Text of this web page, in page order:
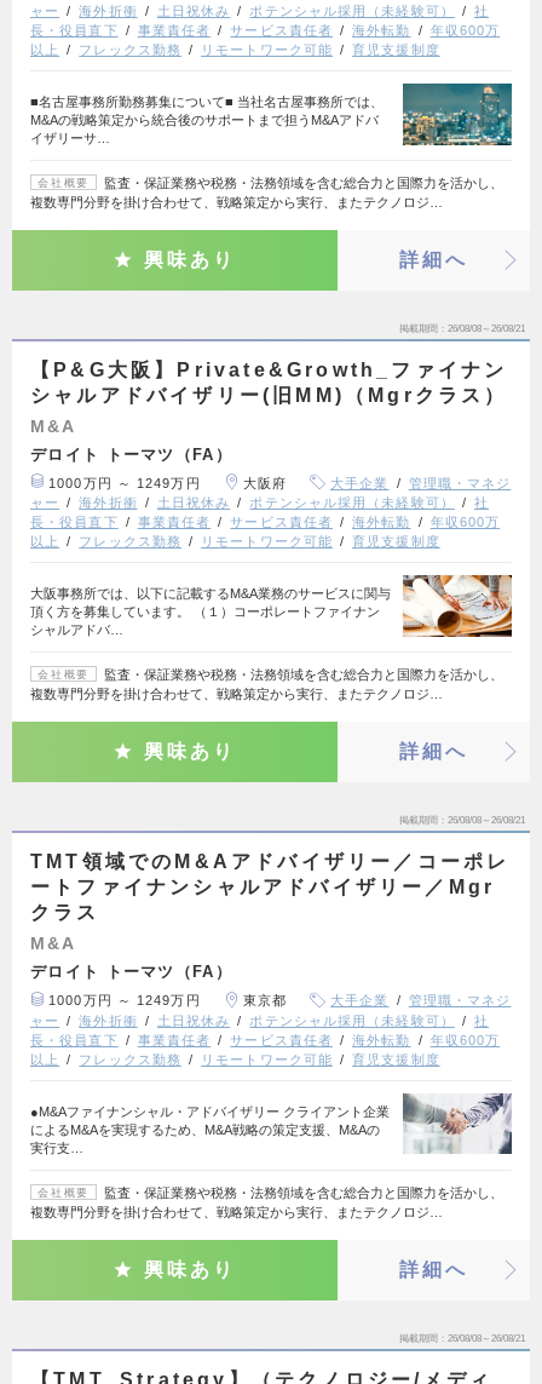
ャー
海外折衝 土日祝休み ポテンシャル採用（未経験可）
社
長・役員直下
事業責任者 サービス責任者 海外転勤
年収600万
以上
フレックス勤務 リモートワーク可能 育児支援制度
■名古屋事務所勤務募集について■ 当社名古屋事務所では、
M&Aの戦略策定から統合後のサポートまで担うM&Aアドバ
イザリーサ…
会社概要
監査・保証業務や税務・法務領域を含む総合力と国際力を活かし、
複数専門分野を掛け合わせて、戦略策定から実行、またテクノロジ…
興味あり 詳細へ
掲載期間 26/08/08～26/08/21
【P&G大阪】Private&Growth_ファイナン
シャルアドバイザリー(旧MM)（Mgrクラス）
M&A
デロイト トーマツ（FA）
1000万円 ～ 1249万円 大阪府 大手企業
管理職・マネジ
ャー
海外折衝 土日祝休み ポテンシャル採用（未経験可）
社
長・役員直下
事業責任者 サービス責任者 海外転勤
年収600万
以上
フレックス勤務 リモートワーク可能 育児支援制度
大阪事務所では、以下に記載するM&A業務のサービスに関与
頂く方を募集しています。 （１）コーポレートファイナン
シャルアドバ…
会社概要
監査・保証業務や税務・法務領域を含む総合力と国際力を活かし、
複数専門分野を掛け合わせて、戦略策定から実行、またテクノロジ…
興味あり 詳細へ
掲載期間 26/08/08～26/08/21
TMT領域でのM&Aアドバイザリー／コーポレ
ートファイナンシャルアドバイザリー／Mgr
クラス
M&A
デロイト トーマツ（FA）
1000万円 ～ 1249万円 東京都 大手企業
管理職・マネジ
ャー
海外折衝 土日祝休み ポテンシャル採用（未経験可）
社
長・役員直下
事業責任者 サービス責任者 海外転勤
年収600万
以上
フレックス勤務 リモートワーク可能 育児支援制度
●M&Aファイナンシャル・アドバイザリー クライアント企業
によるM&Aを実現するため、M&A戦略の策定支援、M&Aの
実行支…
会社概要
監査・保証業務や税務・法務領域を含む総合力と国際力を活かし、
複数専門分野を掛け合わせて、戦略策定から実行、またテクノロジ…
興味あり 詳細へ
掲載期間 26/08/08～26/08/21
【TMT_Strategy】（テクノロジー/メディ